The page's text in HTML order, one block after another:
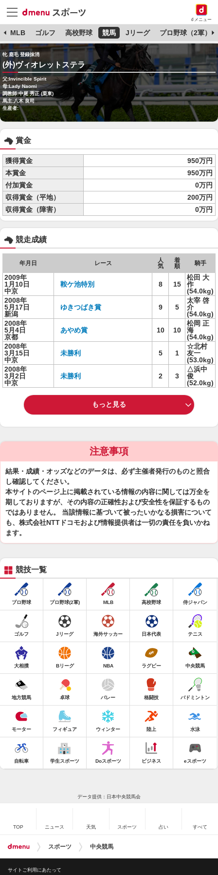
dメニュー
MLB ゴルフ 高校野球 競馬 Jリーグ プロ野球（2軍）
牝 鹿毛 登録抹消
(外)ヴィオレットステラ
父:Invincible Spirit
母:Lady Naomi
調教師:中尾 秀正 (栗東)
馬主:八木 良司
生産者:
賞金
獲得賞金
950万円
本賞金
950万円
付加賞金
0万円
収得賞金（平地）
200万円
収得賞金（障害）
0万円
競走成績
年月日 レース
人
気
着
順
騎手
2009年
1月10日
中京
鞍ケ池特別 8 15
松田 大
作
(54.0kg)
2008年
5月17日
新潟
ゆきつばき賞 9 5
太宰 啓
介
(54.0kg)
2008年
5月4日
京都
あやめ賞 10 10
松岡 正
海
(54.0kg)
2008年
3月15日
中京
未勝利 5 1
☆北村
友一
(53.0kg)
2008年
3月2日
中京
未勝利 2 3
△浜中
俊
(52.0kg)
もっと見る
注意事項
結果・成績・オッズなどのデータは、必ず主催者発行のものと照合
し確認してください。
本サイトのページ上に掲載されている情報の内容に関しては万全を
期しておりますが、その内容の正確性および安全性を保証するもの
ではありません。 当該情報に基づいて被ったいかなる損害について
も、株式会社NTTドコモおよび情報提供者は一切の責任を負いかね
ます。
競技一覧
プロ野球 プロ野球(2軍) MLB 高校野球 侍ジャパン
ゴルフ Jリーグ 海外サッカー 日本代表 テニス
大相撲 Bリーグ NBA ラグビー 中央競馬
地方競馬 卓球 バレー 格闘技 バドミントン
モーター フィギュア ウィンター 陸上 水泳
自転車 学生スポーツ Doスポーツ ビジネス eスポーツ
データ提供：日本中央競馬会
TOP ニュース 天気 スポーツ 占い すべて
スポーツ 中央競馬
サイトご利用にあたって